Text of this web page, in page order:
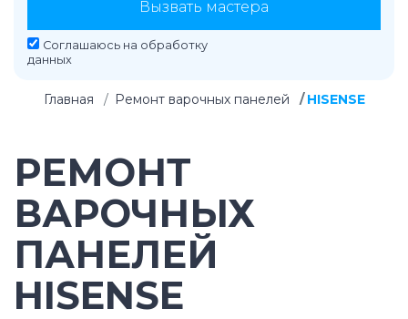
Вызвать мастера
Соглашаюсь на обработку
данных
Главная Ремонт варочных панелей HISENSE
РЕМОНТ
ВАРОЧНЫХ
ПАНЕЛЕЙ
HISENSE